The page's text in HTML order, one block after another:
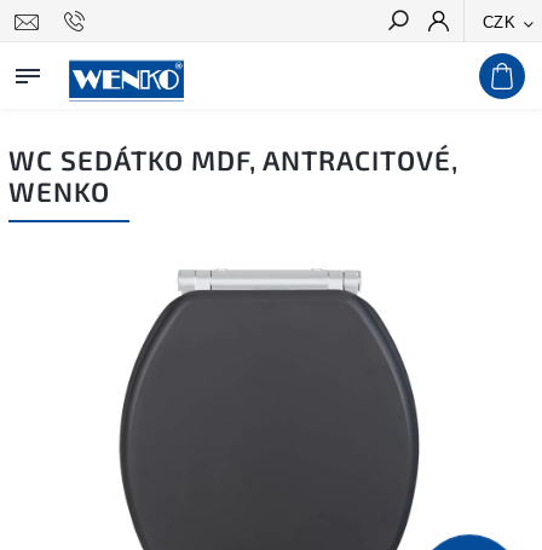
CZK
Hledat
WC SEDÁTKO MDF, ANTRACITOVÉ,
WENKO